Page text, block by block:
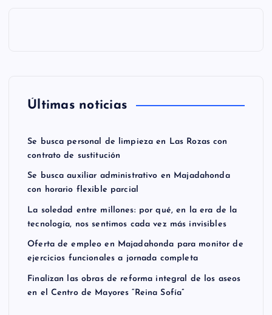
Últimas noticias
Se busca personal de limpieza en Las Rozas con
contrato de sustitución
Se busca auxiliar administrativo en Majadahonda
con horario flexible parcial
La soledad entre millones: por qué, en la era de la
tecnología, nos sentimos cada vez más invisibles
Oferta de empleo en Majadahonda para monitor de
ejercicios funcionales a jornada completa
Finalizan las obras de reforma integral de los aseos
en el Centro de Mayores “Reina Sofía”